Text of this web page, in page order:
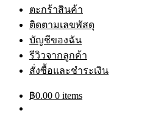
ตะกร้าสินค้า
ติดตามเลขพัสดุ
บัญชีของฉัน
รีวิวจากลูกค้า
สั่งซื้อและชำระเงิน
฿0.00 0 items